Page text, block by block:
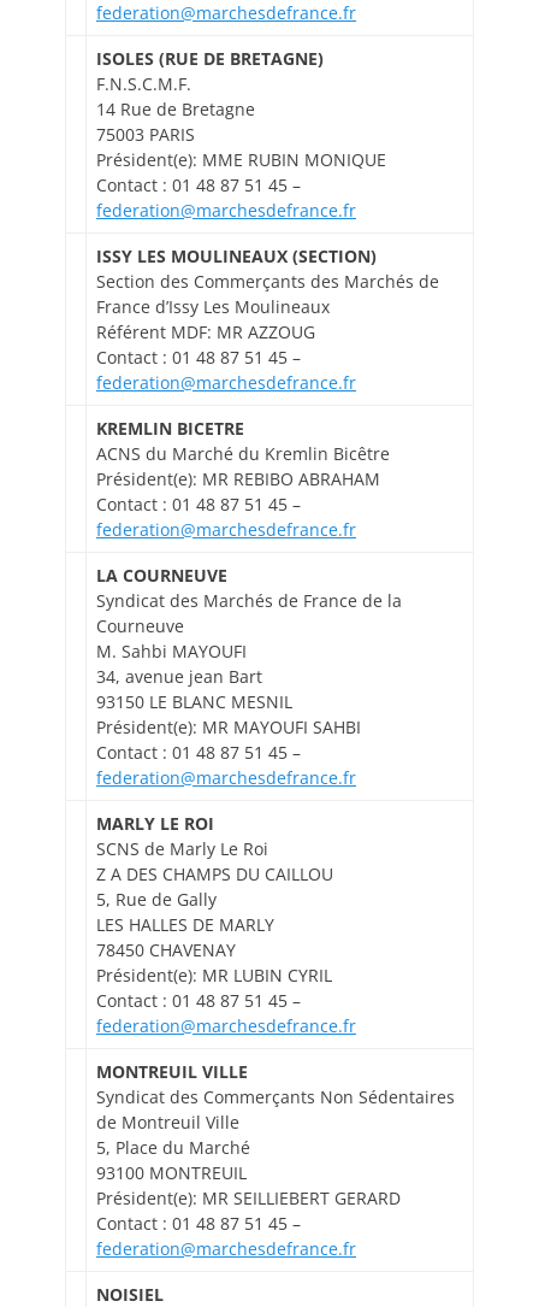
federation@marchesdefrance.fr
ISOLES (RUE DE BRETAGNE)
F.N.S.C.M.F.
14 Rue de Bretagne
75003 PARIS
Président(e): MME RUBIN MONIQUE
Contact : 01 48 87 51 45 –
federation@marchesdefrance.fr
ISSY LES MOULINEAUX (SECTION)
Section des Commerçants des Marchés de
France d’Issy Les Moulineaux
Référent MDF: MR AZZOUG
Contact : 01 48 87 51 45 –
federation@marchesdefrance.fr
KREMLIN BICETRE
ACNS du Marché du Kremlin Bicêtre
Président(e): MR REBIBO ABRAHAM
Contact : 01 48 87 51 45 –
federation@marchesdefrance.fr
LA COURNEUVE
Syndicat des Marchés de France de la
Courneuve
M. Sahbi MAYOUFI
34, avenue jean Bart
93150 LE BLANC MESNIL
Président(e): MR MAYOUFI SAHBI
Contact : 01 48 87 51 45 –
federation@marchesdefrance.fr
MARLY LE ROI
SCNS de Marly Le Roi
Z A DES CHAMPS DU CAILLOU
5, Rue de Gally
LES HALLES DE MARLY
78450 CHAVENAY
Président(e): MR LUBIN CYRIL
Contact : 01 48 87 51 45 –
federation@marchesdefrance.fr
MONTREUIL VILLE
Syndicat des Commerçants Non Sédentaires
de Montreuil Ville
5, Place du Marché
93100 MONTREUIL
Président(e): MR SEILLIEBERT GERARD
Contact : 01 48 87 51 45 –
federation@marchesdefrance.fr
NOISIEL